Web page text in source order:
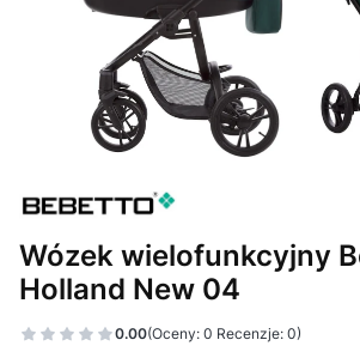
Wózek wielofunkcyjny
Holland New 04
0.00(Oceny: 0 Recenzje: 0)